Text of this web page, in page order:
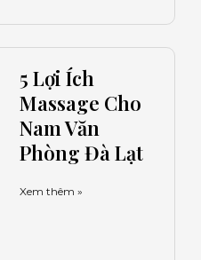
5 Lợi Ích
Massage Cho
Nam Văn
Phòng Đà Lạt
Xem thêm »